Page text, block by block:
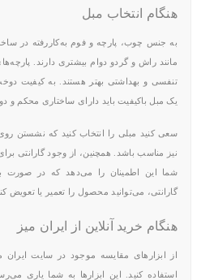
هنگام انتخاب مبل
به جنس چوب، پارچه و فوم به‌کاررفته در
مانند راش و گردو دوام بیشتری دارند.
تنفسی و بهداشتی بهتر هستند. به کیفیت
یک مبل باکیفیت باید دارای ساختاری محکم و
سعی کنید مبلی را انتخاب کنید که نشستن
نیز مناسب باشد. همچنین، از وجود گارانتی
شما این اطمینان را می‌دهد که در
گارانتی، می‌توانید محصول را تعمیر یا تعویض
هنگام خرید آنلاین از ایران میز
از ابزارهای مقایسه موجود در سایت
استفاده کنید. این ابزارها به شما یاری